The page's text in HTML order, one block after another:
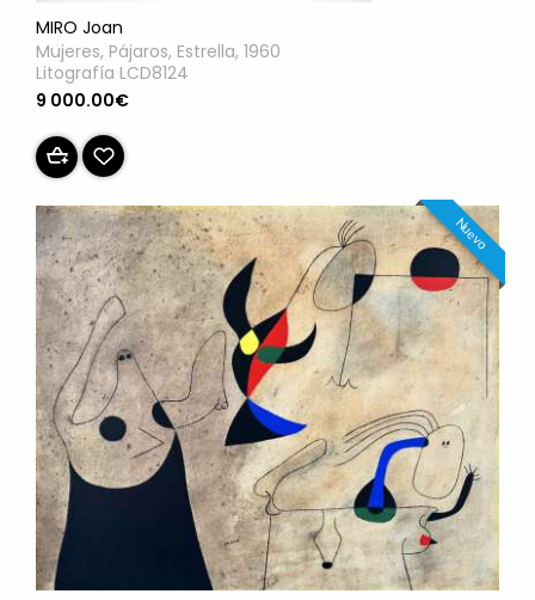
MIRO Joan
Mujeres, Pájaros, Estrella, 1960
Litografía LCD8124
9 000.00€
Nuevo